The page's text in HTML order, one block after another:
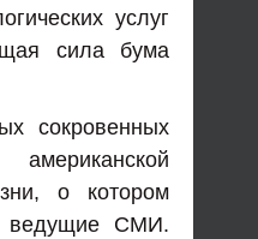
услуг
сила бума
сокровенных
о котором
ведущие СМИ.